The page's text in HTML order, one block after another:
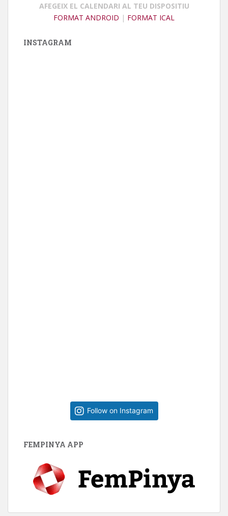
AFEGEIX EL CALENDARI AL TEU DISPOSITIU
FORMAT ANDROID | FORMAT ICAL
INSTAGRAM
Follow on Instagram
FEMPINYA APP